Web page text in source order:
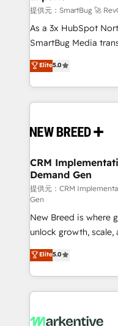
HubSpot導入・活用支
GTMの見える化・自
タ品質設計、グルー
の一部をAIが自律実行
Breeze・Claude等を
革を、構想から実装・
の統合・浸透・変革管理を実
計・構築：リード獲得
計・導線設計・テン
提供。 ▸ 既存CRM・
Marketo・Pardot等か
データ移行と活用設計
ンツとサイト構造を最適化。 🏆 なぜ
か？ ✓ HubSpot
ード受賞・HUGリー
HubSpot大百科 出版 CRM・AI活用に関するご相談、現
提供元：SmartBug 🚀
As a 3x HubSpot
SmartBug Media
into a revenue
includes specialized
Software) and Point
making this the
and system
trainers to drive platform
Generation - Full-funnel marketing and high-
performance
Expert deployment of
to automate growth. 🏆 Elite Excellence - 8 platform
accreditations and
expertise. - A team of 250+ experts dedicated to
your resilient growth.
Elite5.0
CRM
Demand Gen
提供元：CRM
Gen
New Breed is where
unlock growth,
companies activate
customer platform
Loop Marketing
services, smart
results, fast. ⚙️CRM & RevOps: Align all Hubs to your
Elite5.0